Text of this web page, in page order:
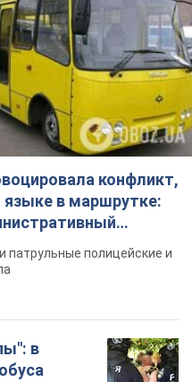
патрульные полицейские и
в
это.
с
военных
в
красоты
скандал.
стрижка"